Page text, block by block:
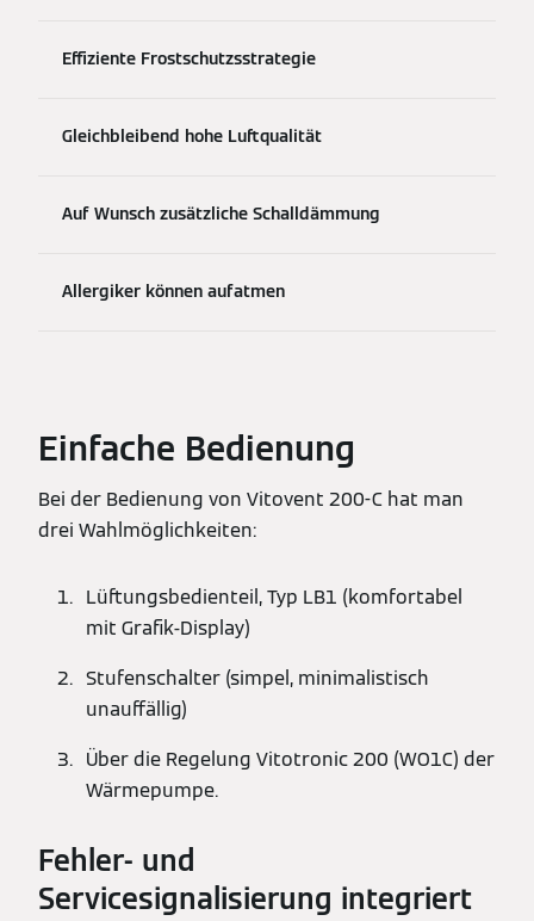
Effiziente Frostschutzsstrategie
Gleichbleibend hohe Luftqualität
Auf Wunsch zusätzliche Schalldämmung
Allergiker können aufatmen
Einfache Bedienung
Bei der Bedienung von Vitovent 200-C hat man
drei Wahlmöglichkeiten:
Lüftungsbedienteil, Typ LB1 (komfortabel
mit Grafik-Display)
Stufenschalter (simpel, minimalistisch
unauffällig)
Über die Regelung Vitotronic 200 (WO1C) der
Wärmepumpe.
Fehler- und
Servicesignalisierung integriert